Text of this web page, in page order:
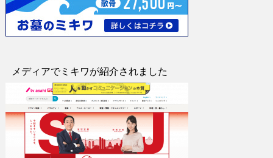
メディアでミキワが紹介されました